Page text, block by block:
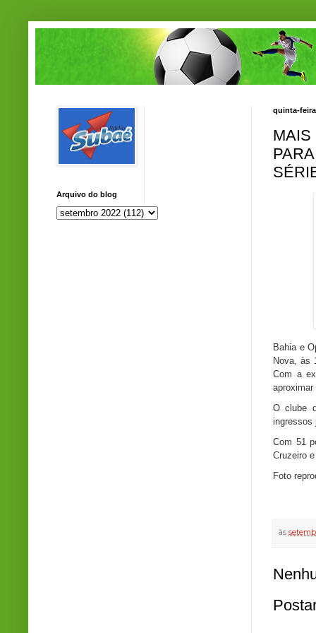
quinta-
MAIS
Bahia e
Nova, às
Com a
O clube
ingressos
Com 51
Cruzeiro
Foto
às
Arquivo do blog